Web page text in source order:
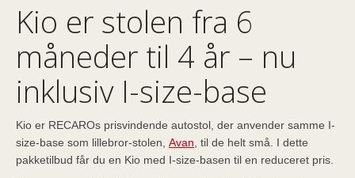
Kio er stolen fra 6
måneder til 4 år – nu
inklusiv I-size-base
Kio er RECAROs prisvindende autostol, der anvender samme I-
size-base som lillebror-stolen, Avan , til de helt små. I dette
pakketilbud får du en Kio med I-size-basen til en reduceret pris.